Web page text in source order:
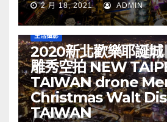
2 月 18, 2021 ADMIN
生活攝影
2020新北歡樂耶誕
雕秀空拍 NEW
TAIWAN drone
Christmas Walt
TAIWAN